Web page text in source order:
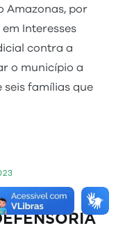
Amazonas, por
Interesses
contra a
o município a
famílias que